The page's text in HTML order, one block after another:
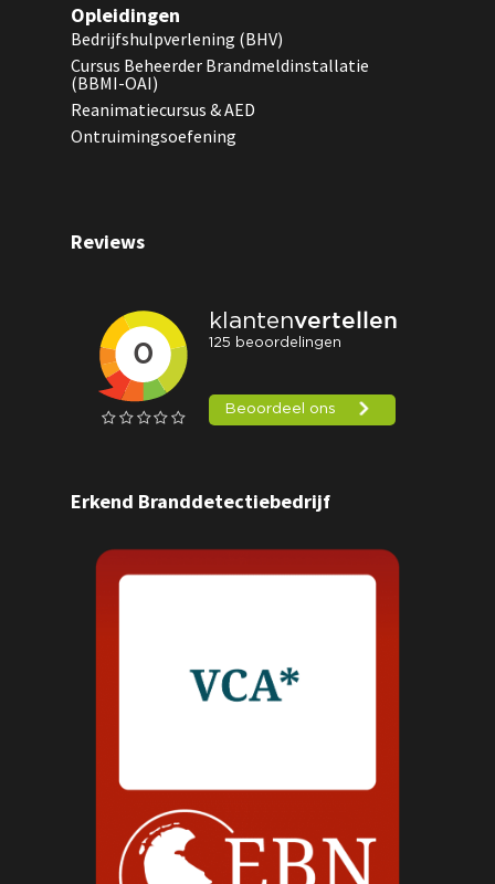
Opleidingen
Bedrijfshulpverlening (BHV)
Cursus Beheerder Brandmeldinstallatie
(BBMI-OAI)
Reanimatiecursus & AED
Ontruimingsoefening
Reviews
Erkend Branddetectiebedrijf